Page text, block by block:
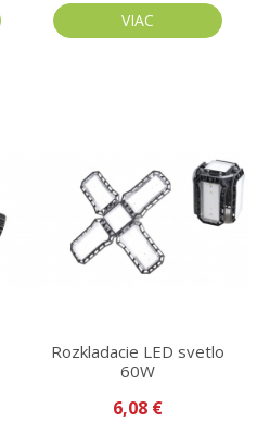
VIAC
Rozkladacie LED svetlo
60W
6,08 €